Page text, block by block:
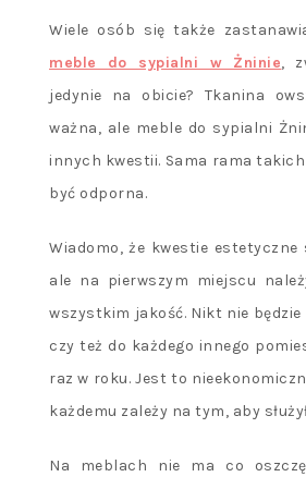
Wiele osób się także
meble do sypialni w Żninie,
jedynie na obicie? Tkanina
ważna, ale meble do sypialni
innych kwestii. Sama rama
być odporna.
Wiadomo, że kwestie estetyczne
ale na pierwszym miejscu
wszystkim jakość. Nikt nie
czy też do każdego innego
raz w roku. Jest to
każdemu zależy na tym, aby
Na meblach nie ma co